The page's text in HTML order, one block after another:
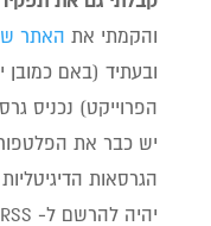
והקמתי את האתר
ובעתיד (באם
הפרוייקט) נכניס
יש כבר את
הגרסאות